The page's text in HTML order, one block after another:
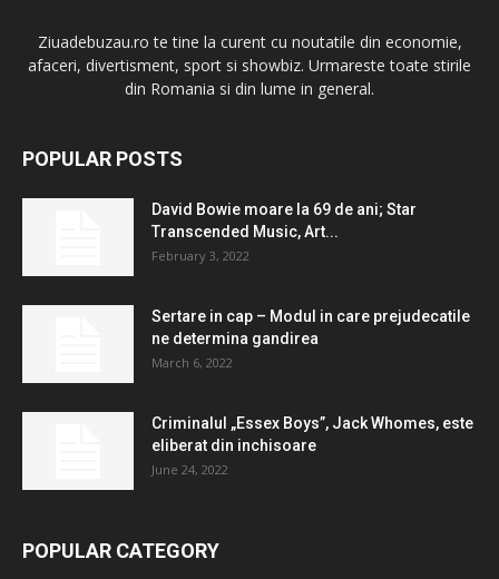
Ziuadebuzau.ro te tine la curent cu noutatile din economie,
afaceri, divertisment, sport si showbiz. Urmareste toate stirile
din Romania si din lume in general.
POPULAR POSTS
David Bowie moare la 69 de ani; Star
Transcended Music, Art...
February 3, 2022
Sertare in cap – Modul in care prejudecatile
ne determina gandirea
March 6, 2022
Criminalul „Essex Boys”, Jack Whomes, este
eliberat din inchisoare
June 24, 2022
POPULAR CATEGORY